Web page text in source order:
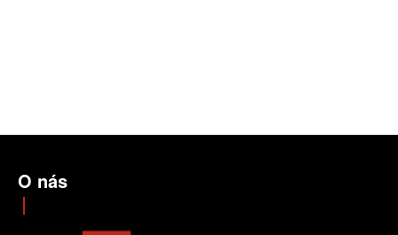
O nás